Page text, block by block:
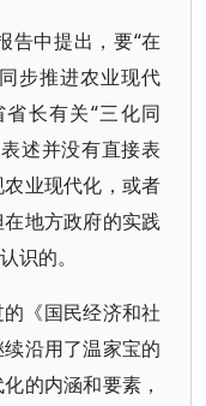
告中提出，要“在
步推进农业现代
长有关“三化同
述并没有直接表
业现代化，或者
地方政府的实践
识的。
《国民经济和社
沿用了温家宝的
的内涵和要素，